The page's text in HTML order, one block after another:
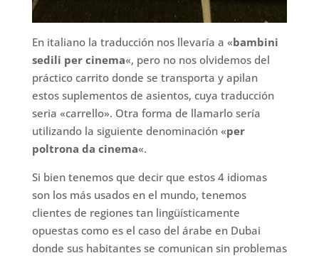
En italiano la traducción nos llevaría a «bambini
sedili per cinema«, pero no nos olvidemos del
práctico carrito donde se transporta y apilan
estos suplementos de asientos, cuya traducción
seria «carrello». Otra forma de llamarlo sería
utilizando la siguiente denominación «per
poltrona da cinema«.
Si bien tenemos que decir que estos 4 idiomas
son los más usados en el mundo, tenemos
clientes de regiones tan lingüísticamente
opuestas como es el caso del árabe en Dubai
donde sus habitantes se comunican sin problemas